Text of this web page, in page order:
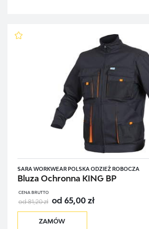
SARA WORKWEAR POLSKA ODZIEŻ ROBOCZA
Bluza Ochronna KING BP
CENA BRUTTO
od 81,20 zł od 65,00 zł
ZAMÓW